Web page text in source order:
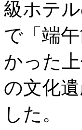
級ホテ
で「端
かった
の文化
した。